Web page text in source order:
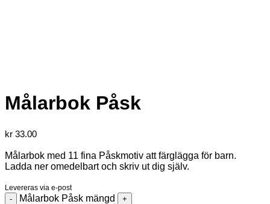
Målarbok Påsk
kr 33.00
Målarbok med 11 fina Påskmotiv att färglägga för barn.
Ladda ner omedelbart och skriv ut dig själv.
Levereras via e-post
Målarbok Påsk mängd